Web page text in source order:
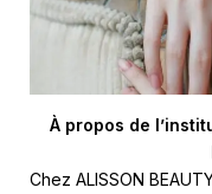
À propos de
Chez ALISSON